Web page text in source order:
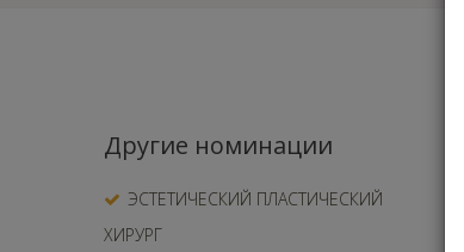
Другие номинации
ЭСТЕТИЧЕСКИЙ ПЛАСТИЧЕСКИЙ
ХИРУРГ